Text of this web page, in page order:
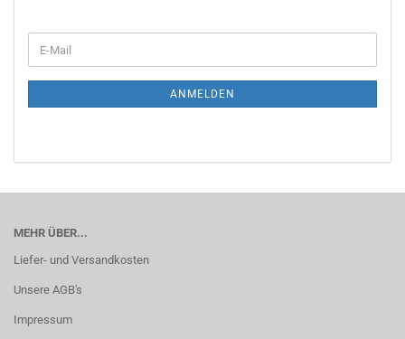
ZUR
E-
Mail
ANMELDEN
MEHR ÜBER...
Liefer- und Versandkosten
Unsere AGB's
Impressum